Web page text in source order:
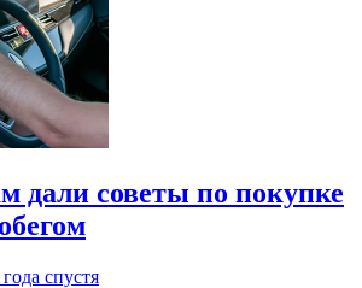
дали советы по покупке
спустя